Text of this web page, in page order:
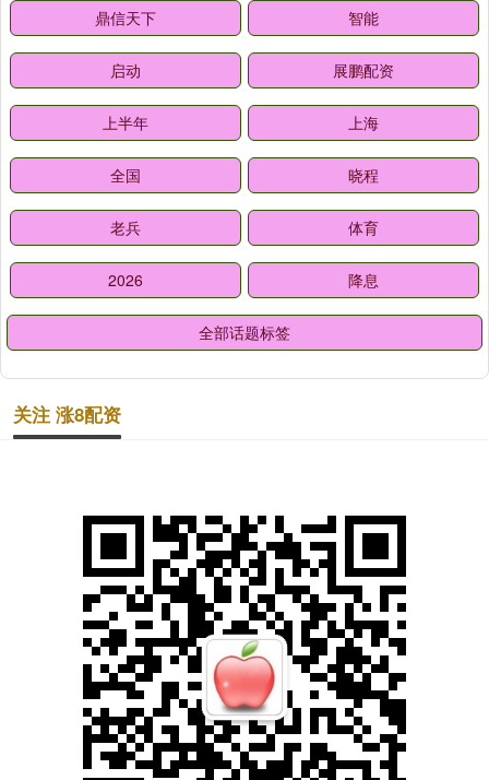
鼎信天下 智能
启动 展鹏配资
上半年 上海
全国 晓程
老兵 体育
2026 降息
全部话题标签
关注 涨8配资